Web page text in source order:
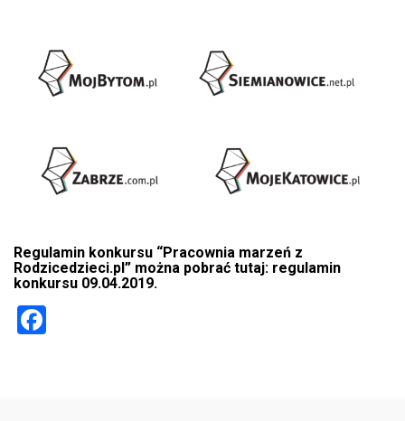
Regulamin konkursu “Pracownia marzeń z
Rodzicedzieci.pl” można pobrać tutaj: regulamin
konkursu 09.04.2019.